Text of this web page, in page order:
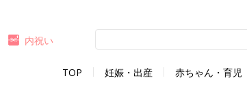
TOP 妊娠・出産 赤ちゃん・育児
内祝い